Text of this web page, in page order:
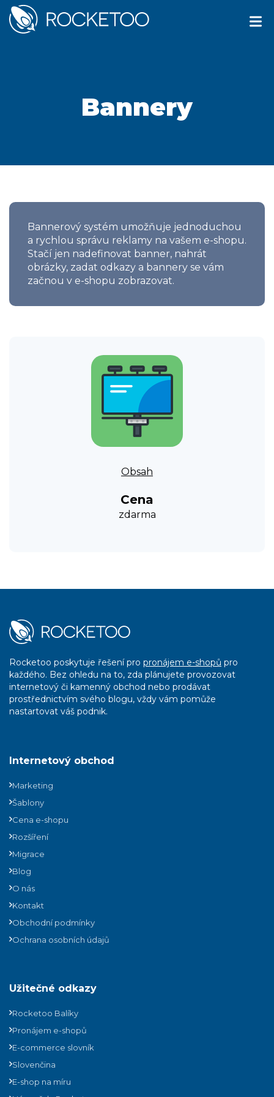
Bannery
Bannerový systém umožňuje jednoduchou
a rychlou správu reklamy na vašem e-shopu.
Stačí jen nadefinovat banner, nahrát
obrázky, zadat odkazy a bannery se vám
začnou v e-shopu zobrazovat.
Obsah
Cena
zdarma
Rocketoo poskytuje řešení pro pronájem e-shopů pro
každého. Bez ohledu na to, zda plánujete provozovat
internetový či kamenný obchod nebo prodávat
prostřednictvím svého blogu, vždy vám pomůže
nastartovat váš podnik.
Internetový obchod
Marketing
Šablony
Cena e-shopu
Rozšíření
Migrace
Blog
O nás
Kontakt
Obchodní podmínky
Ochrana osobních údajů
Užitečné odkazy
Rocketoo Balíky
Pronájem e-shopů
E-commerce slovník
Slovenčina
E-shop na míru